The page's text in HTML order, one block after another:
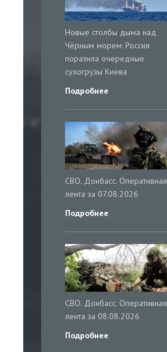
Новые столбы дыма над
Чёрным морем: Россия
поразила очередные
сухогрузы Киева
Подробнее
СВО. Донбасс. Оперативная
лента за 07.08.2026
Подробнее
СВО. Донбасс. Оперативная
лента за 08.08.2026
Подробнее